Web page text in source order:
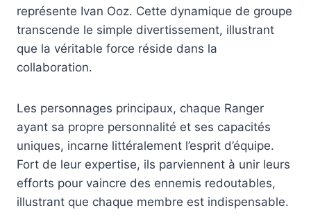
représente Ivan Ooz. Cette dynamique de groupe
transcende le simple divertissement, illustrant
que la véritable force réside dans la
collaboration.
Les personnages principaux, chaque Ranger
ayant sa propre personnalité et ses capacités
uniques, incarne littéralement l’esprit d’équipe.
Fort de leur expertise, ils parviennent à unir leurs
efforts pour vaincre des ennemis redoutables,
illustrant que chaque membre est indispensable.